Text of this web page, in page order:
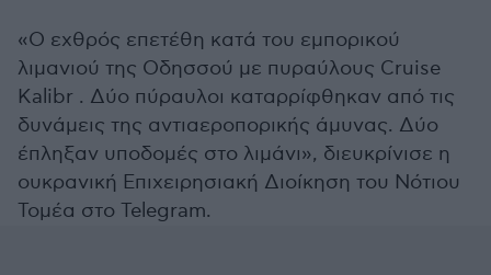
«Ο εχθρός επετέθη κατά του εμπορικού
λιμανιού της Οδησσού με πυραύλους Cruise
Kalibr . Δύο πύραυλοι καταρρίφθηκαν από τις
δυνάμεις της αντιαεροπορικής άμυνας. Δύο
έπληξαν υποδομές στο λιμάνι», διευκρίνισε η
ουκρανική Επιχειρησιακή Διοίκηση του Νότιου
Τομέα στο Telegram.